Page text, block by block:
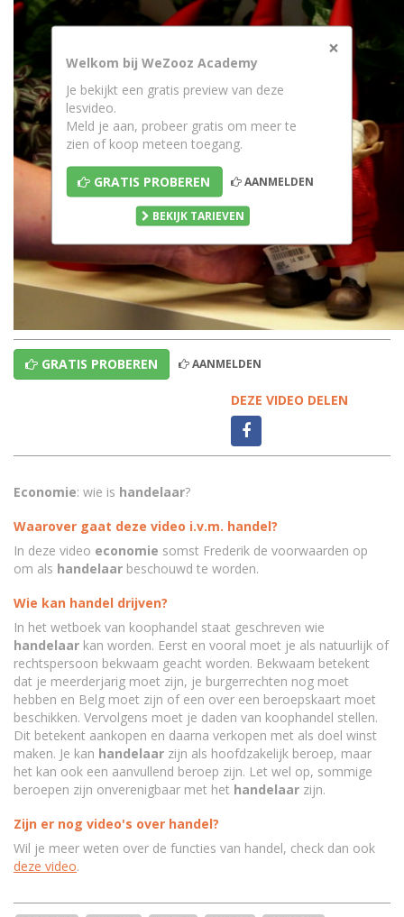
×
Welkom bij WeZooz Academy
Je bekijkt een gratis preview van deze
lesvideo.
Meld je aan, probeer gratis om meer te
zien of koop meteen toegang.
GRATIS PROBEREN AANMELDEN
BEKIJK TARIEVEN
GRATIS PROBEREN AANMELDEN
DEZE VIDEO DELEN
Economie: wie is handelaar?
Waarover gaat deze video i.v.m. handel?
In deze video economie somst Frederik de voorwaarden op
om als handelaar beschouwd te worden.
Wie kan handel drijven?
In het wetboek van koophandel staat geschreven wie
handelaar kan worden. Eerst en vooral moet je als natuurlijk of
rechtspersoon bekwaam geacht worden. Bekwaam betekent
dat je meerderjarig moet zijn, je burgerrechten nog moet
hebben en Belg moet zijn of een over een beroepskaart moet
beschikken. Vervolgens moet je daden van koophandel stellen.
Dit betekent aankopen en daarna verkopen met als doel winst
maken. Je kan handelaar zijn als hoofdzakelijk beroep, maar
het kan ook een aanvullend beroep zijn. Let wel op, sommige
beroepen zijn onverenigbaar met het handelaar zijn.
Zijn er nog video's over handel?
Wil je meer weten over de functies van handel, check dan ook
deze video.